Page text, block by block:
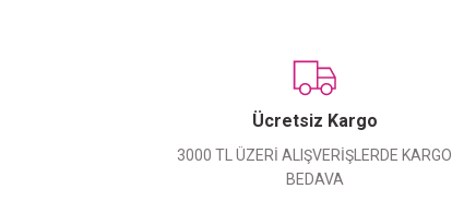
Ücretsiz Kargo
3000 TL ÜZERİ ALIŞVERİŞLERDE KARGO
BEDAVA